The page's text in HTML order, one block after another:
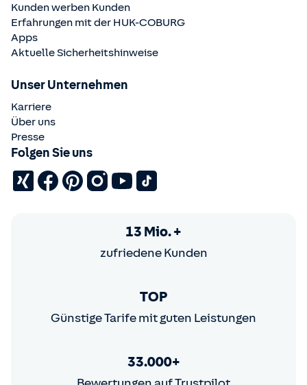
Kunden werben Kunden
Erfahrungen mit der HUK-COBURG
Apps
Aktuelle Sicherheitshinweise
Unser Unternehmen
Karriere
Über uns
Presse
Folgen Sie uns
13 Mio. +
zufriedene Kunden
TOP
Günstige Tarife mit guten Leistungen
33.000+